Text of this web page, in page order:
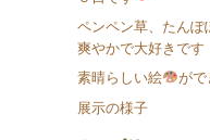
ペンペン草、たん
爽やかで大好きです
素晴らしい絵
がで
展示の様子